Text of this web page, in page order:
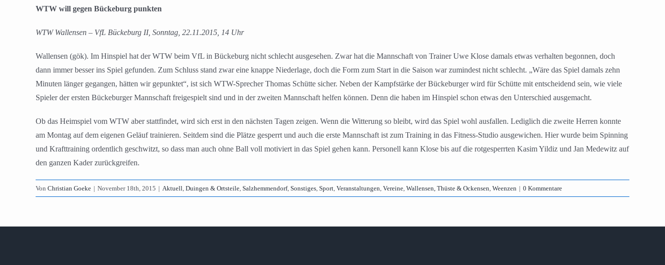
WTW will gegen Bückeburg punkten
WTW Wallensen – VfL Bückeburg II, Sonntag, 22.11.2015, 14 Uhr
Wallensen (gök). Im Hinspiel hat der WTW beim VfL in Bückeburg nicht schlecht ausgesehen. Zwar hat die Mannschaft von Trainer Uwe Klose damals etwas verhalten begonnen, doch
dann immer besser ins Spiel gefunden. Zum Schluss stand zwar eine knappe Niederlage, doch die Form zum Start in die Saison war zumindest nicht schlecht. „Wäre das Spiel damals zehn
Minuten länger gegangen, hätten wir gepunktet“, ist sich WTW-Sprecher Thomas Schütte sicher. Neben der Kampfstärke der Bückeburger wird für Schütte mit entscheidend sein, wie viele
Spieler der ersten Bückeburger Mannschaft freigespielt sind und in der zweiten Mannschaft helfen können. Denn die haben im Hinspiel schon etwas den Unterschied ausgemacht.
Ob das Heimspiel vom WTW aber stattfindet, wird sich erst in den nächsten Tagen zeigen. Wenn die Witterung so bleibt, wird das Spiel wohl ausfallen. Lediglich die zweite Herren konnte
am Montag auf dem eigenen Geläuf trainieren. Seitdem sind die Plätze gesperrt und auch die erste Mannschaft ist zum Training in das Fitness-Studio ausgewichen. Hier wurde beim Spinning
und Krafttraining ordentlich geschwitzt, so dass man auch ohne Ball voll motiviert in das Spiel gehen kann. Personell kann Klose bis auf die rotgesperrten Kasim Yildiz und Jan Medewitz auf
den ganzen Kader zurückgreifen.
Von Christian Goeke | November 18th, 2015 | Aktuell, Duingen & Ortsteile, Salzhemmendorf, Sonstiges, Sport, Veranstaltungen, Vereine, Wallensen, Thüste & Ockensen, Weenzen | 0 Kommentare